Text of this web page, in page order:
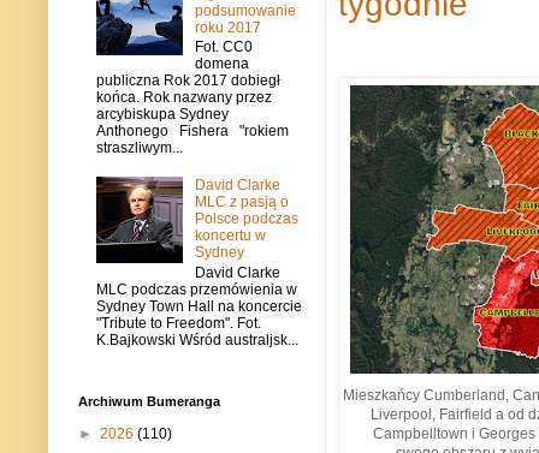
Mieszkańcy Cumberland,
Liverpool, Fairfield a od
Campbelltown i
podsumowanie
roku 2017
Fot. CC0
domena
publiczna Rok 2017 dobiegł
końca. Rok nazwany przez
arcybiskupa Sydney
Anthonego Fishera "rokiem
straszliwym...
David Clarke
MLC z pasją o
Polsce podczas
koncertu w
Sydney
David Clarke
MLC podczas przemówienia w
Sydney Town Hall na koncercie
"Tribute to Freedom". Fot.
K.Bajkowski Wśród australjsk...
Archiwum Bumeranga
► 2026 (110)